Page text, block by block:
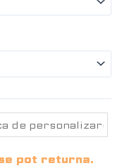
pot returna.